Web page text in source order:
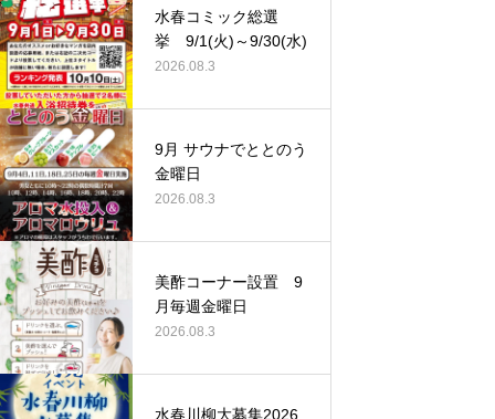
水春コミック総選
挙 9/1(火)～9/30(水)
2026.08.3
9月 サウナでととのう
金曜日
2026.08.3
美酢コーナー設置 9
月毎週金曜日
2026.08.3
水春川柳大募集2026